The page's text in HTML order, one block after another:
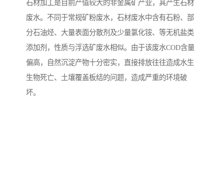
石材加工是目前产值较大的非金属矿产业，其产生石材
废水。不同于常规矿粉废水，石材废水中含有石粉、部
分石油烃、大量表面分散剂及少量氯化铵、等无机盐类
添加剂，性质与浮选矿废水相似。由于该废水COD含量
偏高，自然沉淀产物十分密实，直接排放往往造成水生
生物死亡、土壤覆盖板结的问题，造成严重的环境破
坏。
印刷厂污水处理设备 二级生化污水处理设备
污水提升泵站 口腔科污水处理设备
风景区生活污水处理一体 一体化污水处理设备